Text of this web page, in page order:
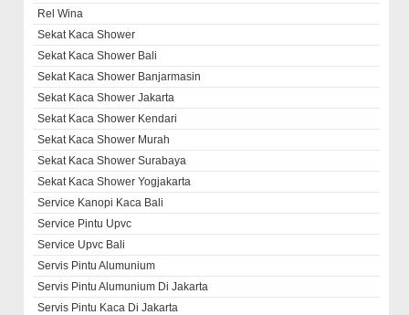
Rel Wina
Sekat Kaca Shower
Sekat Kaca Shower Bali
Sekat Kaca Shower Banjarmasin
Sekat Kaca Shower Jakarta
Sekat Kaca Shower Kendari
Sekat Kaca Shower Murah
Sekat Kaca Shower Surabaya
Sekat Kaca Shower Yogjakarta
Service Kanopi Kaca Bali
Service Pintu Upvc
Service Upvc Bali
Servis Pintu Alumunium
Servis Pintu Alumunium Di Jakarta
Servis Pintu Kaca Di Jakarta